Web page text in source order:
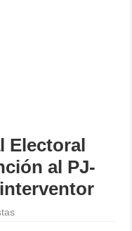
Electoral
al PJ-